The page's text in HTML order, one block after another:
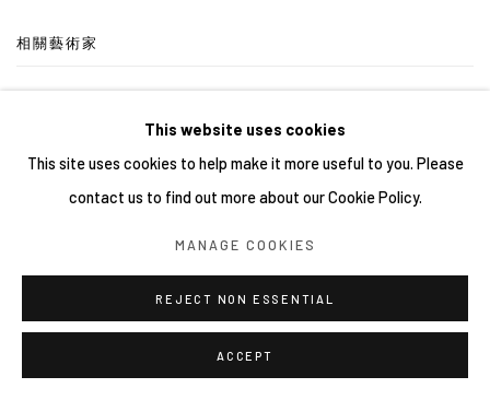
相關藝術家
邱懷萱 CHIU HUAI-HSUAN
GUIM TIÓ 金．提爾
This website uses cookies
This site uses cookies to help make it more useful to you. Please
contact us to find out more about our Cookie Policy.
MANAGE COOKIES
REJECT NON ESSENTIAL
ACCEPT